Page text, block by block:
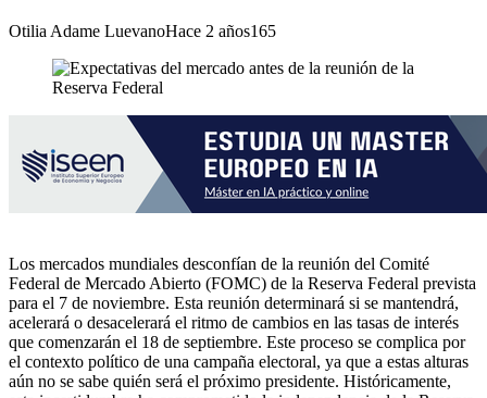
Otilia Adame LuevanoHace 2 años165
Los mercados mundiales desconfían de la reunión del Comité
Federal de Mercado Abierto (FOMC) de la Reserva Federal prevista
para el 7 de noviembre. Esta reunión determinará si se mantendrá,
acelerará o desacelerará el ritmo de cambios en las tasas de interés
que comenzarán el 18 de septiembre. Este proceso se complica por
el contexto político de una campaña electoral, ya que a estas alturas
aún no se sabe quién será el próximo presidente. Históricamente,